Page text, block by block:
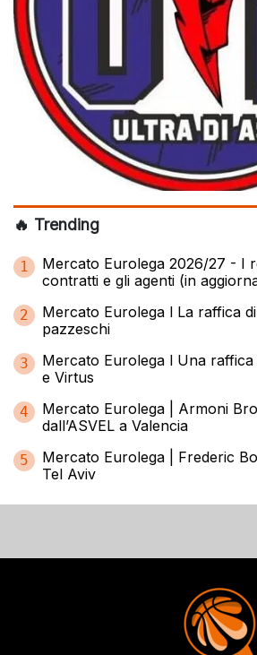
🔥 Trending
1
Mercato Eurolega 2026/27 - I
contratti e gli agenti (in
2
Mercato Eurolega l La raffica
pazzeschi
3
Mercato Eurolega l Una
e Virtus
4
Mercato Eurolega | Armoni
dall’ASVEL a Valencia
5
Mercato Eurolega | Frederic
Tel Aviv